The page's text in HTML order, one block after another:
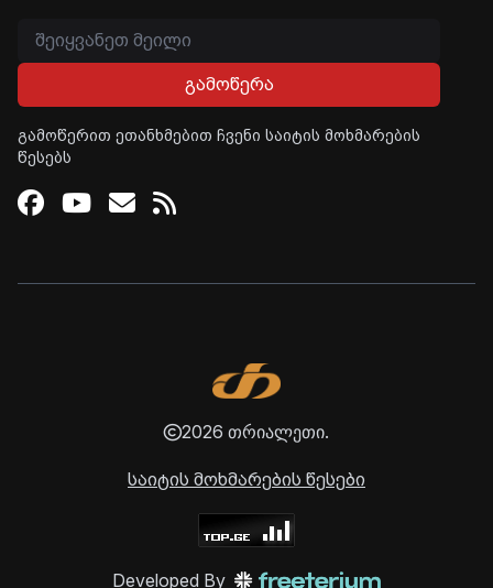
გამოწერა
გამოწერით ეთანხმებით ჩვენი საიტის მოხმარების
წესებს
Facebook
Youtube
Email
RSS
2026 თრიალეთი.
საიტის მოხმარების წესები
Developed By